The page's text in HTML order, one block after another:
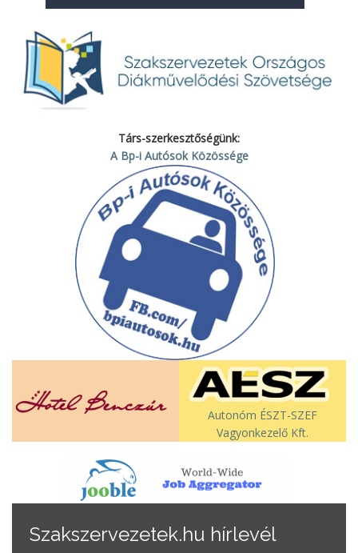
Társ-szerkesztőségünk:
A Bp-i Autósok Közössége
Autonóm ÉSZT-SZEF
Vagyonkezelő Kft.
Szakszervezetek.hu hírlevél